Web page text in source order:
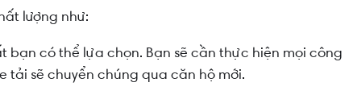
lượng như:
bạn có thể lựa chọn. Bạn sẽ cần thực hiện mọi công
tải sẽ chuyển chúng qua căn hộ mới.